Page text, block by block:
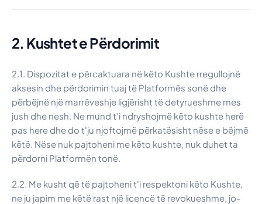
2. Kushtet e Përdorimit
2.1. Dispozitat e përcaktuara në këto Kushte rregullojnë
aksesin dhe përdorimin tuaj të Platformës sonë dhe
përbëjnë një marrëveshje ligjërisht të detyrueshme mes
jush dhe nesh. Ne mund t'i ndryshojmë këto kushte herë
pas here dhe do t'ju njoftojmë përkatësisht nëse e bëjmë
këtë. Nëse nuk pajtoheni me këto kushte, nuk duhet ta
përdorni Platformën tonë.
2.2. Me kusht që të pajtoheni t'i respektoni këto Kushte,
ne ju japim me këtë rast një licencë të revokueshme, jo-